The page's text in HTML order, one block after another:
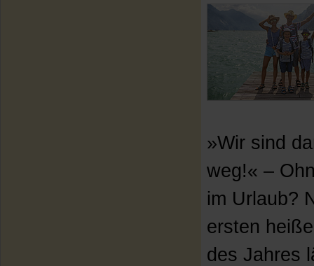
»Wir sind
weg!« –
im Urlaub?
ersten
des Jahres